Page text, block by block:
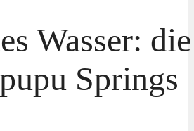
Wasser: die
Springs